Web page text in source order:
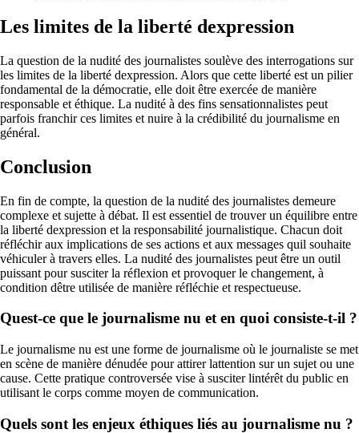
Les limites de la liberté dexpression
La question de la nudité des journalistes soulève des interrogations sur
les limites de la liberté dexpression. Alors que cette liberté est un pilier
fondamental de la démocratie, elle doit être exercée de manière
responsable et éthique. La nudité à des fins sensationnalistes peut
parfois franchir ces limites et nuire à la crédibilité du journalisme en
général.
Conclusion
En fin de compte, la question de la nudité des journalistes demeure
complexe et sujette à débat. Il est essentiel de trouver un équilibre entre
la liberté dexpression et la responsabilité journalistique. Chacun doit
réfléchir aux implications de ses actions et aux messages quil souhaite
véhiculer à travers elles. La nudité des journalistes peut être un outil
puissant pour susciter la réflexion et provoquer le changement, à
condition dêtre utilisée de manière réfléchie et respectueuse.
Quest-ce que le journalisme nu et en quoi consiste-t-il ?
Le journalisme nu est une forme de journalisme où le journaliste se met
en scène de manière dénudée pour attirer lattention sur un sujet ou une
cause. Cette pratique controversée vise à susciter lintérêt du public en
utilisant le corps comme moyen de communication.
Quels sont les enjeux éthiques liés au journalisme nu ?